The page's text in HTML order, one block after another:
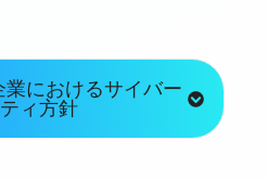
業におけるサイバー
ィ方針